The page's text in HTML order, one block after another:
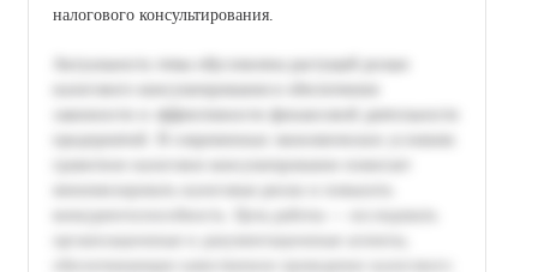
налогового консультирования.